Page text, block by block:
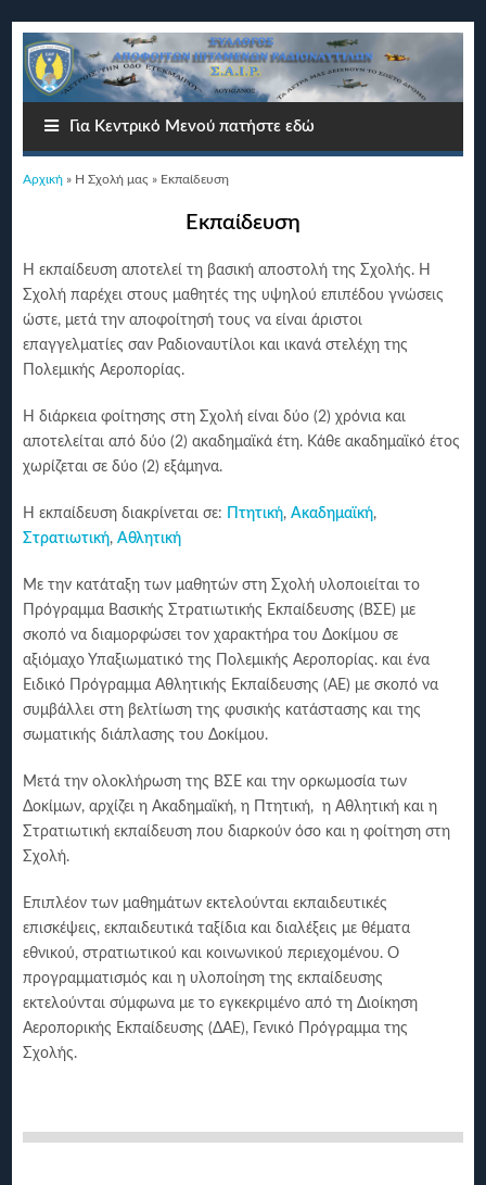
Για Κεντρικό Μενού πατήστε εδώ
Είστε εδώ
Αρχική » Η Σχολή μας » Εκπαίδευση
Εκπαίδευση
Η εκπαίδευση αποτελεί τη βασική αποστολή της Σχολής. Η
Σχολή παρέχει στους μαθητές της υψηλού επιπέδου γνώσεις
ώστε, μετά την αποφοίτησή τους να είναι άριστοι
επαγγελματίες σαν Ραδιοναυτίλοι και ικανά στελέχη της
Πολεμικής Αεροπορίας.
Η διάρκεια φοίτησης στη Σχολή είναι δύο (2) χρόνια και
αποτελείται από δύο (2) ακαδημαϊκά έτη. Κάθε ακαδημαϊκό έτος
χωρίζεται σε δύο (2) εξάμηνα.
Η εκπαίδευση διακρίνεται σε: Πτητική,Ακαδημαϊκή,
Στρατιωτική,Αθλητική
Με την κατάταξη των μαθητών στη Σχολή υλοποιείται το
Πρόγραμμα Βασικής Στρατιωτικής Εκπαίδευσης (ΒΣΕ) με
σκοπό να διαμορφώσει τον χαρακτήρα του Δοκίμου σε
αξιόμαχο Υπαξιωματικό της Πολεμικής Αεροπορίας. και ένα
Ειδικό Πρόγραμμα Αθλητικής Εκπαίδευσης (ΑΕ) με σκοπό να
συμβάλλει στη βελτίωση της φυσικής κατάστασης και της
σωματικής διάπλασης του Δοκίμου.
Μετά την ολοκλήρωση της ΒΣΕ και την ορκωμοσία των
Δοκίμων, αρχίζει η Ακαδημαϊκή, η Πτητική, η Αθλητική και η
Στρατιωτική εκπαίδευση που διαρκούν όσο και η φοίτηση στη
Σχολή.
Επιπλέον των μαθημάτων εκτελούνται εκπαιδευτικές
επισκέψεις, εκπαιδευτικά ταξίδια και διαλέξεις με θέματα
εθνικού, στρατιωτικού και κοινωνικού περιεχομένου. Ο
προγραμματισμός και η υλοποίηση της εκπαίδευσης
εκτελούνται σύμφωνα με το εγκεκριμένο από τη Διοίκηση
Αεροπορικής Εκπαίδευσης (ΔΑΕ), Γενικό Πρόγραμμα της
Σχολής.